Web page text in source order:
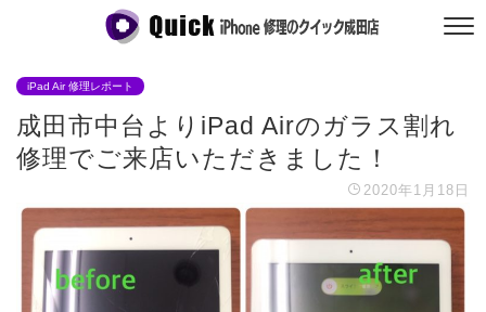
iPad Air 修理レポート
成田市中台よりiPad Airのガラス割れ
修理でご来店いただきました！
2020年1月18日